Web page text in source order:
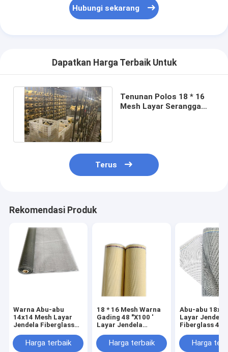
Hubungi sekarang
Dapatkan Harga Terbaik Untuk
Tenunan Polos 18 * 16
Mesh Layar Serangga
Terus
Rekomendasi Produk
Warna Abu-abu
14x14 Mesh Layar
Jendela Fiberglass
Harga terbaik
18 * 16 Mesh Warna
Gading 48 "X100 '
Layar Jendela
Untuk Taman
Harga terbaik
Abu-abu
Layar Jendela
Fiberglass 48
Harga